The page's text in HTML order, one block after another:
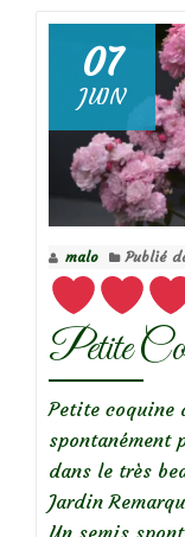
07
JUIN
malo Publié
Petite
Petite coquine
spontanément
dans le très
Jardin